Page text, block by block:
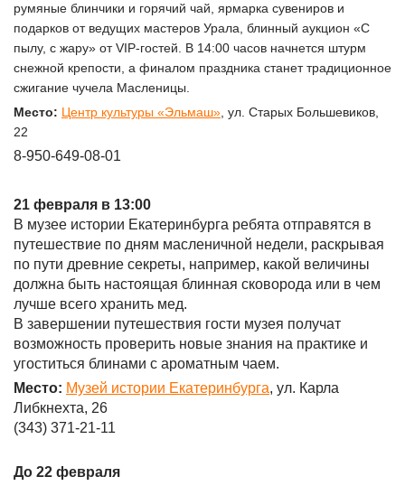
румяные блинчики и горячий чай, ярмарка сувениров и
подарков от ведущих мастеров Урала, блинный аукцион «С
пылу, с жару» от VIP-гостей. В 14:00 часов начнется штурм
снежной крепости, а финалом праздника станет традиционное
сжигание чучела Масленицы.
Место: Центр культуры «Эльмаш» , ул. Старых Большевиков,
22
8-950-649-08-01
21 февраля в 13:00
В музее истории Екатеринбурга ребята отправятся в
путешествие по дням масленичной недели, раскрывая
по пути древние секреты, например, какой величины
должна быть настоящая блинная сковорода или в чем
лучше всего хранить мед.
В завершении путешествия гости музея получат
возможность проверить новые знания на практике и
угоститься блинами с ароматным чаем.
Место: Музей истории Екатеринбурга, ул. Карла
Либкнехта, 26
(343) 371-21-11
До 22 февраля